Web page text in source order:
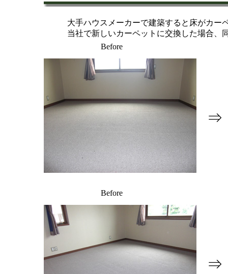
大手ハウスメーカーで建築すると床がカー
当社で新しいカーペットに交換した場合、
Before
⇒
Before
⇒